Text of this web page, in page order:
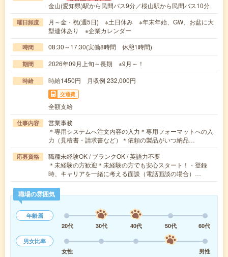
金山(愛知県)駅から民間バス9分／桜山駅から民間バス10分
曜日頻度
月～金・祝(週5日) ※土日休み ※年末年始、GW、お盆に大
型連休あり ※企業カレンダー
時間 08:30～17:30(実働8時間 休憩1時間)
期間 2026年09月上旬～長期 ※9月～！
時給 時給1450円 月収例 232,000円
交通費
全額支給
仕事内容
営業事務
＊専用システムへ注文内容の入力＊専用フォーマットへの入
力（見積書・請求書など）＊依頼の製品がいつ納品…
応募資格
職種未経験OK / ブランクOK / 英語力不要
＊未経験の方歓迎＊未経験の方でも安心スタート！・登録
時、キャリアを一緒に考える面談（電話面談の場合）…
職場の雰囲気
年齢層
20代
30代 40代 50代
60代
男女比率
女性
男性